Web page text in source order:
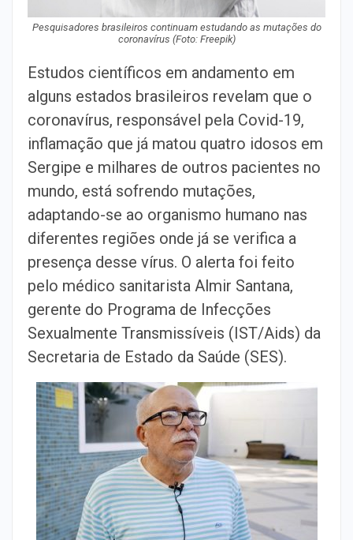
Pesquisadores brasileiros continuam estudando as mutações do
coronavírus (Foto: Freepik)
Estudos científicos em andamento em
alguns estados brasileiros revelam que o
coronavírus, responsável pela Covid-19,
inflamação que já matou quatro idosos em
Sergipe e milhares de outros pacientes no
mundo, está sofrendo mutações,
adaptando-se ao organismo humano nas
diferentes regiões onde já se verifica a
presença desse vírus. O alerta foi feito
pelo médico sanitarista Almir Santana,
gerente do Programa de Infecções
Sexualmente Transmissíveis (IST/Aids) da
Secretaria de Estado da Saúde (SES).